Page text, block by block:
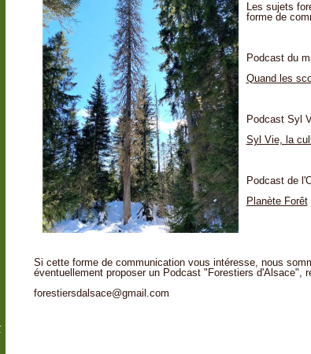
Les sujets
forme de
Podcast du
Quand les
Podcast Syl
Syl Vie, la
Podcast de
Planète Forêt
Si cette forme de communication vous intéresse, nous
éventuellement proposer un Podcast "Forestiers d'Alsace",
forestiersdalsace@gmail.com